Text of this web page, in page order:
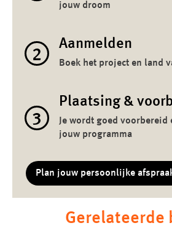
jouw droom
2
Aanmelden
Boek het project en land
3
Plaatsing &
Je wordt goed voorbereid
jouw programma
Plan jouw persoonlijke
Gerelateerde